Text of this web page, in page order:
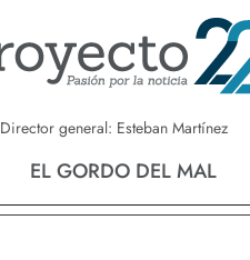
Director general: Esteban Martínez
EL GORDO DEL MAL
Nvo. Laredo